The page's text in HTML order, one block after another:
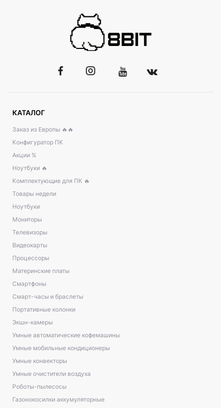
КАТАЛОГ
Заказ из Европы 🔥🔥
Конфигуратор ПК
Акции %
Ноутбуки 🔥
Комплектующие для ПК 🔥
Товары недели
Ноутбуки
Мониторы
Телевизоры
Видеокарты
Процессоры
Материнские платы
Смартфоны
Смарт-часы и браслеты
Портативные колонки
Экшн-камеры
Умные автоматические кофемашины
Умные мобильные кондиционеры
Умные конвекторы
Умные очистители воздуха
Роботы-пылесосы
Газонокосилки аккумуляторные